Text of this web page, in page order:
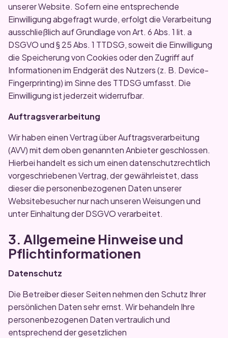
unserer Website. Sofern eine entsprechende
Einwilligung abgefragt wurde, erfolgt die Verarbeitung
ausschließlich auf Grundlage von Art. 6 Abs. 1 lit. a
DSGVO und § 25 Abs. 1 TTDSG, soweit die Einwilligung
die Speicherung von Cookies oder den Zugriff auf
Informationen im Endgerät des Nutzers (z. B. Device-
Fingerprinting) im Sinne des TTDSG umfasst. Die
Einwilligung ist jederzeit widerrufbar.
Auftragsverarbeitung
Wir haben einen Vertrag über Auftragsverarbeitung
(AVV) mit dem oben genannten Anbieter geschlossen.
Hierbei handelt es sich um einen datenschutzrechtlich
vorgeschriebenen Vertrag, der gewährleistet, dass
dieser die personenbezogenen Daten unserer
Websitebesucher nur nach unseren Weisungen und
unter Einhaltung der DSGVO verarbeitet.
3. Allgemeine Hinweise und
Pflichtinformationen
Datenschutz
Die Betreiber dieser Seiten nehmen den Schutz Ihrer
persönlichen Daten sehr ernst. Wir behandeln Ihre
personenbezogenen Daten vertraulich und
entsprechend der gesetzlichen